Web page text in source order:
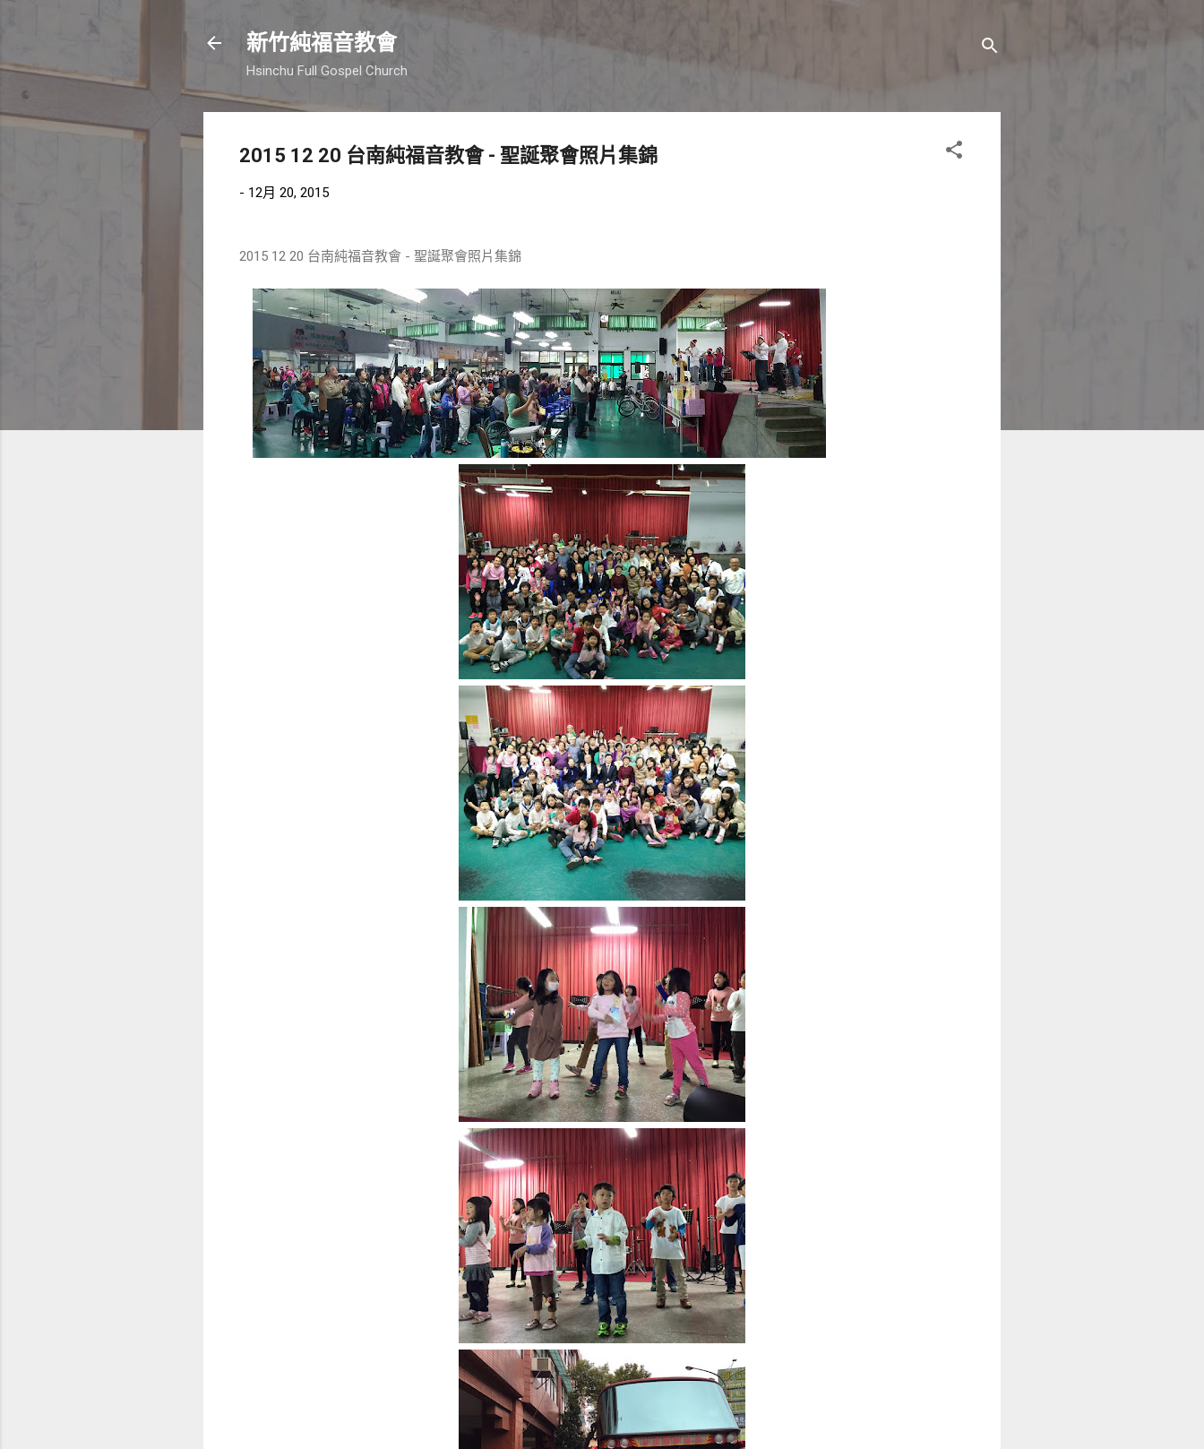
新竹純福音教會
Hsinchu Full Gospel Church
2015 12 20 台南純福音教會 - 聖誕聚會照片集錦
- 12月 20, 2015
2015 12 20 台南純福音教會 - 聖誕聚會照片集錦